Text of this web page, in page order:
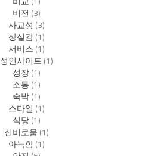
비전(3)
사교성 (3)
상실감(1)
서비스(1)
성인사이트(1)
성장(1)
소통(1)
숙박(1)
스타일 (1)
식당(1)
신비로움(1)
아늑함(1)